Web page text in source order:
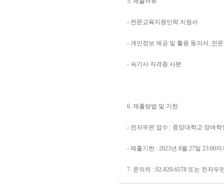
- 전문교육지원인력 지원서
- 개인정보 제공 및 활용 동의서_전
- 속기사 자격증 사본
6. 제출방법 및 기한
- 전자우편 접수 : 중앙대학교 장애학
- 제출기한 : 2023년 8월 27일 23:00까
7. 문의처 : 02-820-6578 또는 전자우